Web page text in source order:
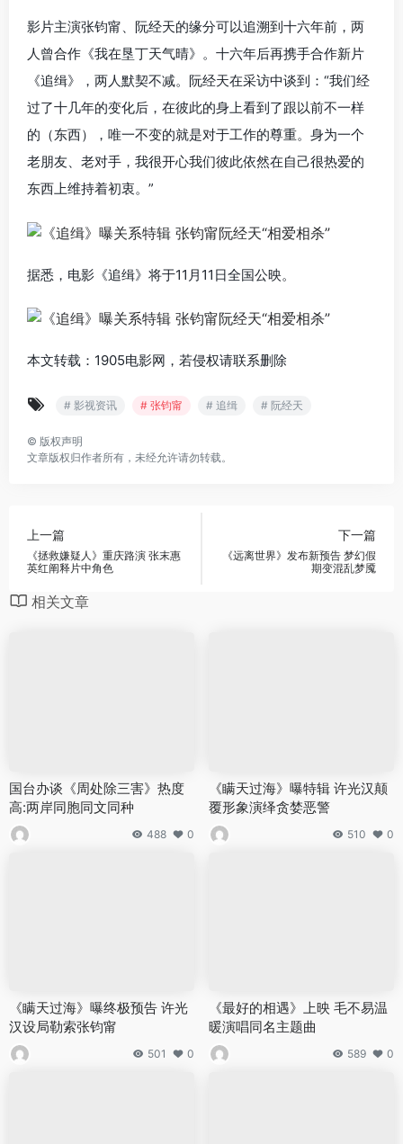
影片主演张钧甯、阮经天的缘分可以追溯到十六年前，两
人曾合作《我在垦丁天气晴》。十六年后再携手合作新片
《追缉》，两人默契不减。阮经天在采访中谈到：“我们经
过了十几年的变化后，在彼此的身上看到了跟以前不一样
的（东西），唯一不变的就是对于工作的尊重。身为一个
老朋友、老对手，我很开心我们彼此依然在自己很热爱的
东西上维持着初衷。”
据悉，电影《追缉》将于11月11日全国公映。
本文转载：1905电影网，若侵权请联系删除
# 影视资讯 # 张钧甯 # 追缉 # 阮经天
© 版权声明
文章版权归作者所有，未经允许请勿转载。
上一篇
《拯救嫌疑人》重庆路演 张末惠
英红阐释片中角色
下一篇
《远离世界》发布新预告 梦幻假
期变混乱梦魇
相关文章
国台办谈《周处除三害》热度
高:两岸同胞同文同种
488 0
《瞒天过海》曝特辑 许光汉颠
覆形象演绎贪婪恶警
510 0
《瞒天过海》曝终极预告 许光
汉设局勒索张钧甯
501 0
《最好的相遇》上映 毛不易温
暖演唱同名主题曲
589 0